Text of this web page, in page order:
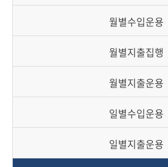
정
월별수입운용
월별지출집행
월별지출운용
일별수입운용
일별지출운용